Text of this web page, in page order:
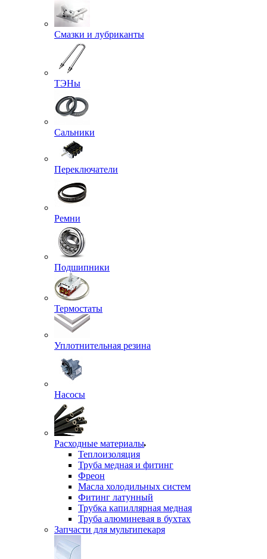
Смазки и лубриканты
ТЭНы
Сальники
Переключатели
Ремни
Подшипники
Термостаты
Уплотнительная резина
Насосы
Расходные материалы
Теплоизоляция
Труба медная и фитинг
Фреон
Масла холодильных систем
Фитинг латунный
Трубка капиллярная медная
Труба алюминевая в бухтах
Запчасти для мультипекаря